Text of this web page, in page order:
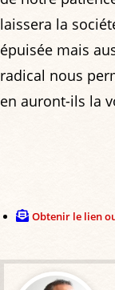
laissera la
épuisée mais
radical nous
en auront-ils la
Obtenir le lien